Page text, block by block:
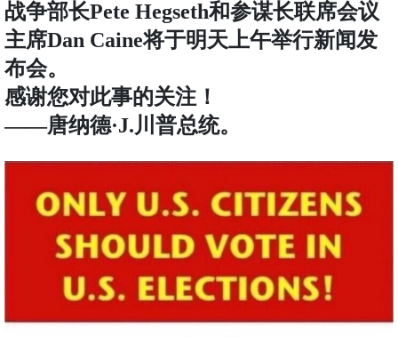
战争部长Pete Hegseth和参谋长联席会议
主席Dan Caine将于明天上午举行新闻发
布会。
感谢您对此事的关注！
——唐纳德·J.川普总统。